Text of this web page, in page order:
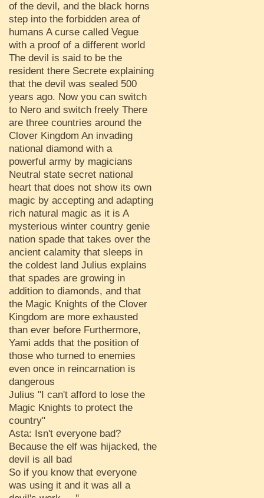
of the devil, and the black horns
step into the forbidden area of
humans A curse called Vegue
with a proof of a different world
The devil is said to be the
resident there Secrete explaining
that the devil was sealed 500
years ago. Now you can switch
to Nero and switch freely There
are three countries around the
Clover Kingdom An invading
national diamond with a
powerful army by magicians
Neutral state secret national
heart that does not show its own
magic by accepting and adapting
rich natural magic as it is A
mysterious winter country genie
nation spade that takes over the
ancient calamity that sleeps in
the coldest land Julius explains
that spades are growing in
addition to diamonds, and that
the Magic Knights of the Clover
Kingdom are more exhausted
than ever before Furthermore,
Yami adds that the position of
those who turned to enemies
even once in reincarnation is
dangerous
Julius "I can't afford to lose the
Magic Knights to protect the
country"
Asta: Isn't everyone bad?
Because the elf was hijacked, the
devil is all bad
So if you know that everyone
was using it and it was all a